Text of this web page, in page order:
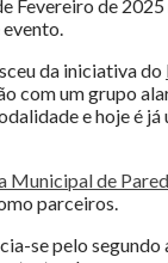
Fevereiro de
da iniciativa do
com um grupo
e hoje é já
Municipal de
parceiros.
se pelo